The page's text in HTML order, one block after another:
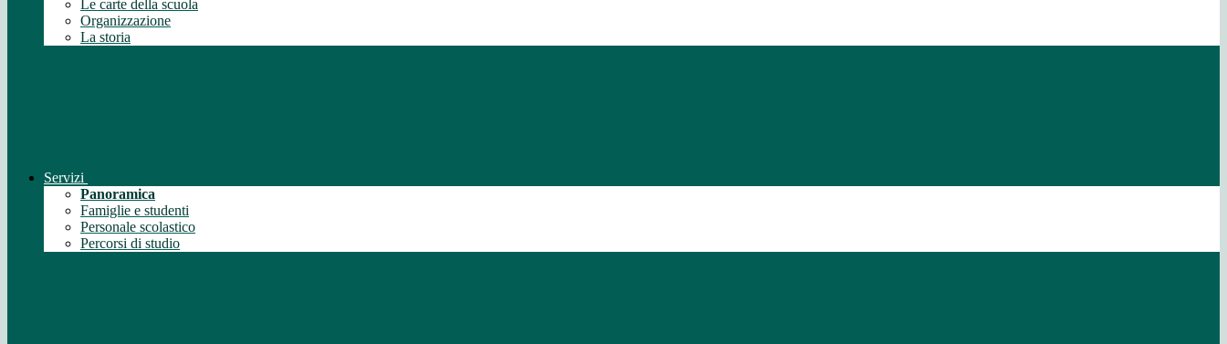
Le carte della scuola
Organizzazione
La storia
Servizi
Panoramica
Famiglie e studenti
Personale scolastico
Percorsi di studio